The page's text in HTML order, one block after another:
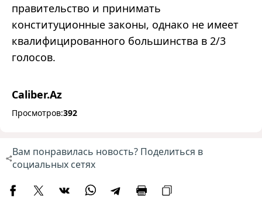
правительство и принимать
конституционные законы, однако не имеет
квалифицированного большинства в 2/3
голосов.
Caliber.Az
Просмотров:392
Вам понравилась новость? Поделиться в
социальных сетях